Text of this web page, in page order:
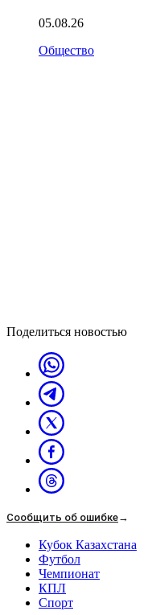
05.08.26
Общество
Поделиться новостью
Сообщить об ошибке→
Кубок Казахстана
Футбол
Чемпионат
КПЛ
Спорт